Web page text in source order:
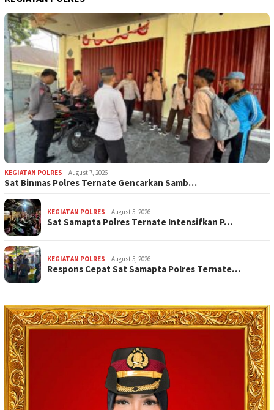
KEGIATAN POLRES August 7, 2026
Sat Binmas Polres Ternate Gencarkan Samb…
KEGIATAN POLRES August 5, 2026
Sat Samapta Polres Ternate Intensifkan P…
KEGIATAN POLRES August 5, 2026
Respons Cepat Sat Samapta Polres Ternate…